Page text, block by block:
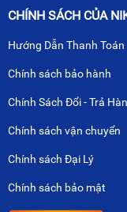
CHÍNH SÁCH CỦA
Hướng Dẫn Thanh Toán
Chính sách bảo hành
Chính Sách Đổi - Trả
Chính sách vận chuyển
Chính sách Đại Lý
Chính sách bảo mật